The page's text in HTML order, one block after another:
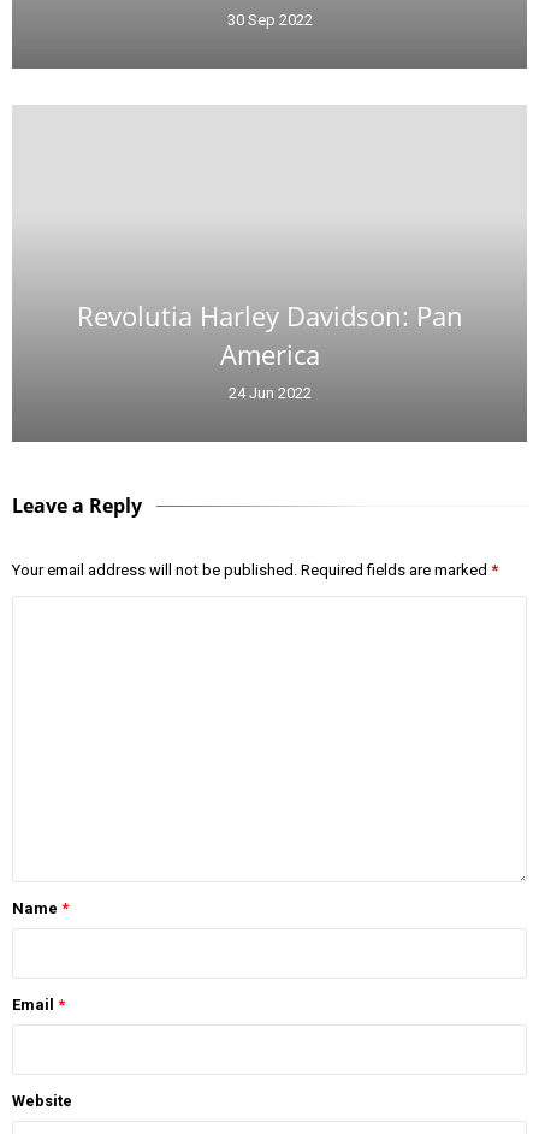
30 Sep 2022
Revolutia Harley Davidson: Pan
America
24 Jun 2022
Leave a Reply
Your email address will not be published. Required fields are marked *
Name *
Email *
Website